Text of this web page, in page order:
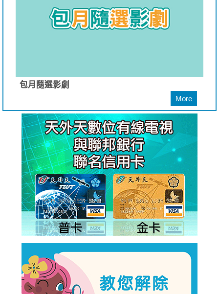
包月隨選影劇
More